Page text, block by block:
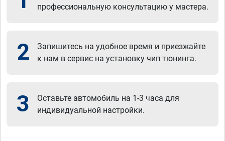
профессиональную консультацию у мастера.
2
Запишитесь на удобное время и приезжайте
к нам в сервис на установку чип тюнинга.
3
Оставьте автомобиль на 1-3 часа для
индивидуальной настройки.